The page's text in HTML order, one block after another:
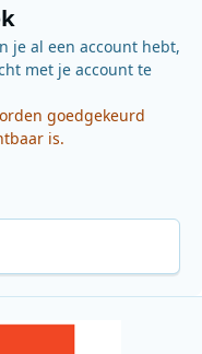
je al een account hebt,
met je account te
goedgekeurd
is.